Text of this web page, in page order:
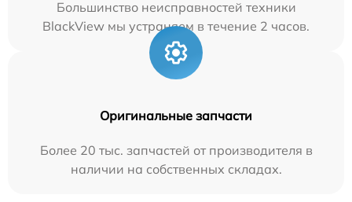
Большинство неисправностей техники
BlackView мы устраняем в течение 2 часов.
Оригинальные запчасти
Более 20 тыс. запчастей от производителя в
наличии на собственных складах.